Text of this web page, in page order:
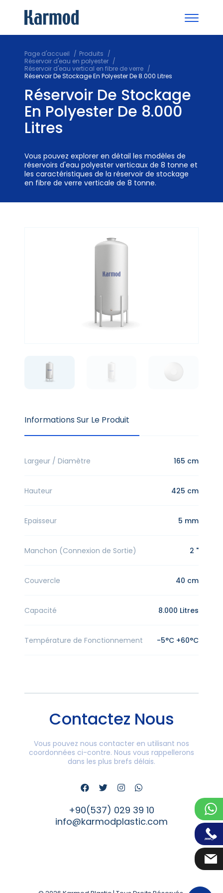
Page d'accueil
Produits
Réservoir d'eau en polyester
Réservoir d'eau vertical en fibre de verre
Réservoir De Stockage En Polyester De 8.000 Litres
Réservoir De Stockage
En Polyester De 8.000
Litres
Vous pouvez explorer en détail les modèles de
réservoirs d'eau polyester verticaux de 8 tonne et
les caractéristiques de la réservoir de stockage
en fibre de verre verticale de 8 tonne.
Informations Sur Le Produit
Largeur / Diamètre 165 cm
Hauteur 425 cm
Epaisseur 5 mm
Manchon (Connexion de Sortie) 2 "
Couvercle 40 cm
Capacité 8.000 Litres
Température de Fonctionnement -5°C +60°C
Contactez Nous
Vous pouvez nous contacter en utilisant nos
coordonnées ci-contre. Nous vous rappellerons
dans les plus brefs délais.
+90(537) 029 39 10
info@karmodplastic.com